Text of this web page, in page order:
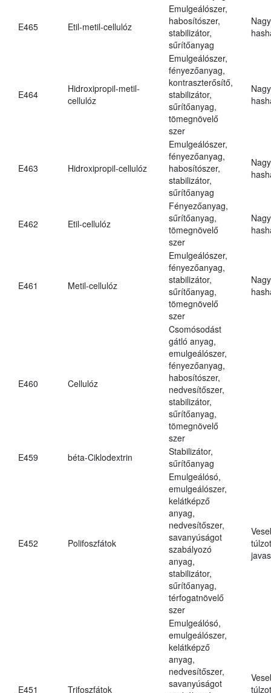
E465 Etil-metil-cellulóz
Emulgeálószer,
habosítószer,
stabilizátor,
sűrítőanyag
E464
Hidroxipropil-metil-
cellulóz
Emulgeálószer,
fényezőanyag,
kontraszterősítő,
stabilizátor,
sűrítőanyag,
tömegnövelő
szer
E463 Hidroxipropil-cellulóz
Emulgeálószer,
fényezőanyag,
habosítószer,
stabilizátor,
sűrítőanyag
E462 Etil-cellulóz
Fényezőanyag,
sűrítőanyag,
tömegnövelő
szer
E461 Metil-cellulóz
Emulgeálószer,
fényezőanyag,
stabilizátor,
sűrítőanyag,
tömegnövelő
szer
E460 Cellulóz
Csomósodást
gátló anyag,
emulgeálószer,
fényezőanyag,
habosítószer,
nedvesítőszer,
stabilizátor,
sűrítőanyag,
tömegnövelő
szer
E459
béta-Ciklodextrin
Stabilizátor,
sűrítőanyag
E452 Polifoszfátok
Emulgeálósó,
emulgeálószer,
kelátképző
anyag,
nedvesítőszer,
savanyúságot
szabályozó
anyag,
stabilizátor,
sűrítőanyag,
térfogatnövelő
szer
E451 Trifoszfátok
Emulgeálósó,
emulgeálószer,
kelátképző
anyag,
nedvesítőszer,
savanyúságot